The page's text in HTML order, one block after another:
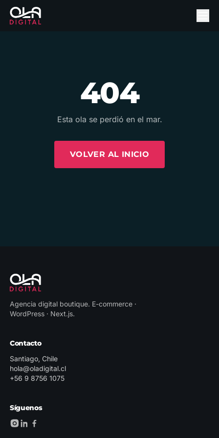
404
Esta ola se perdió en el mar.
VOLVER AL INICIO
Agencia digital boutique. E-commerce ·
WordPress · Next.js.
Contacto
Santiago, Chile
hola@oladigital.cl
+56 9 8756 1075
Síguenos